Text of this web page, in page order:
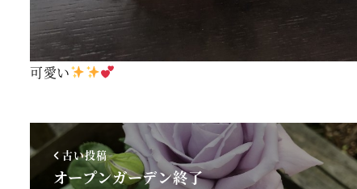
可愛い
古い投稿
オープンガーデン終了